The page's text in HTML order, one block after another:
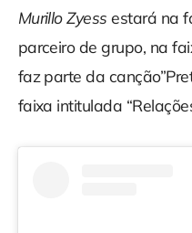
Murillo Zyess estará na
parceiro de grupo, na
faz parte da
faixa intitulada